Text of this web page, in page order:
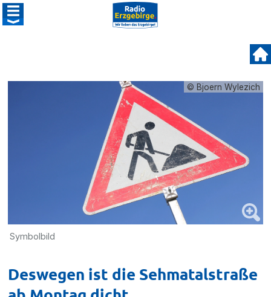
© Bjoern Wylezich
Symbolbild
Deswegen ist die Sehmatalstraße